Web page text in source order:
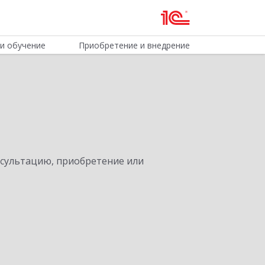
обучение Приобретение и внедрение
приобретение или